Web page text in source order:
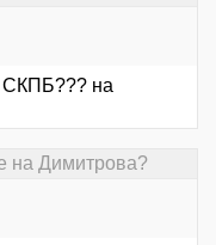
СКПБ??? на
на Димитрова?